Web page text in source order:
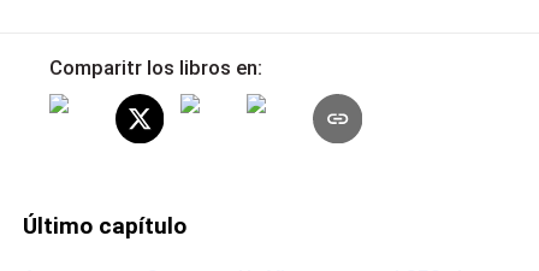
Comparitr los libros en:
Último capítulo